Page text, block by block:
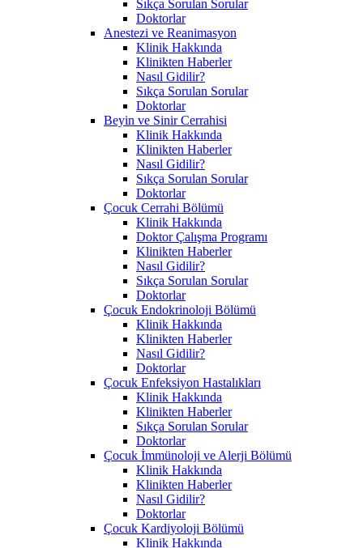
Sıkça Sorulan Sorular
Doktorlar
Anestezi ve Reanimasyon
Klinik Hakkında
Klinikten Haberler
Nasıl Gidilir?
Sıkça Sorulan Sorular
Doktorlar
Beyin ve Sinir Cerrahisi
Klinik Hakkında
Klinikten Haberler
Nasıl Gidilir?
Sıkça Sorulan Sorular
Doktorlar
Çocuk Cerrahi Bölümü
Klinik Hakkında
Doktor Çalışma Programı
Klinikten Haberler
Nasıl Gidilir?
Sıkça Sorulan Sorular
Doktorlar
Çocuk Endokrinoloji Bölümü
Klinik Hakkında
Klinikten Haberler
Nasıl Gidilir?
Doktorlar
Çocuk Enfeksiyon Hastalıkları
Klinik Hakkında
Klinikten Haberler
Sıkça Sorulan Sorular
Doktorlar
Çocuk İmmünoloji ve Alerji Bölümü
Klinik Hakkında
Klinikten Haberler
Nasıl Gidilir?
Doktorlar
Çocuk Kardiyoloji Bölümü
Klinik Hakkında